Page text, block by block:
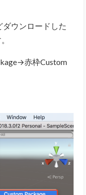
ウンロードした
赤枠Custom